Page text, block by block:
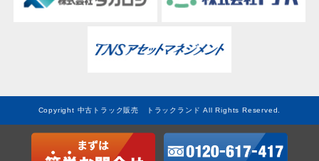
Copyright 中古トラック販売 トラックランド All Rights Reserved.